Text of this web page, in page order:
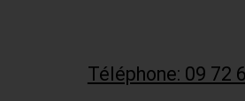
Téléphone: 09 72